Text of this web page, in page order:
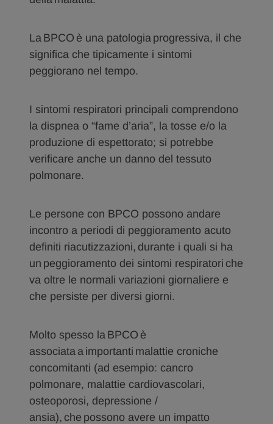
La BPCO è una patologia progressiva, il che
significa che tipicamente i sintomi
peggiorano nel tempo.
I sintomi respiratori principali comprendono
la dispnea o “fame d’aria”, la tosse e/o la
produzione di espettorato; si potrebbe
verificare anche un danno del tessuto
polmonare.
Le persone con BPCO possono andare
incontro a periodi di peggioramento acuto
definiti riacutizzazioni, durante i quali si ha
un peggioramento dei sintomi respiratori che
va oltre le normali variazioni giornaliere e
che persiste per diversi giorni.
Molto spesso la BPCO è
associata a importanti malattie croniche
concomitanti (ad esempio: cancro
polmonare, malattie cardiovascolari,
osteoporosi, depressione /
ansia), che possono avere un impatto